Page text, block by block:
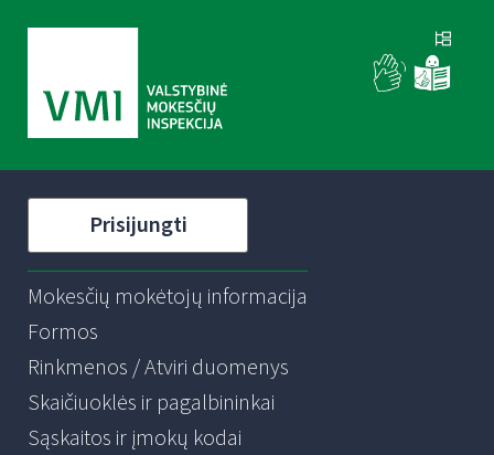
Prisijungti
Mokesčių mokėtojų informacija
Formos
Rinkmenos / Atviri duomenys
Skaičiuoklės ir pagalbininkai
Sąskaitos ir įmokų kodai